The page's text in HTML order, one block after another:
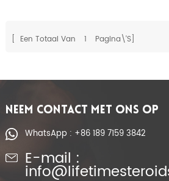
[ Een Totaal Van 1 Pagina\'s]
NEEM CONTACT MET ONS OP
WhatsApp : +86 189 7159 3842
E-mail :